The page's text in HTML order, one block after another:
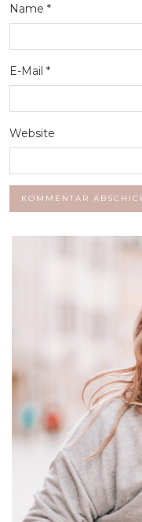
Name *
E-Mail *
Website